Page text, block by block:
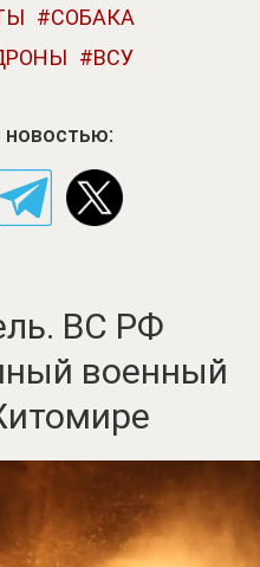
СОБАКА
ВСУ
новостью:
ВС РФ
военный